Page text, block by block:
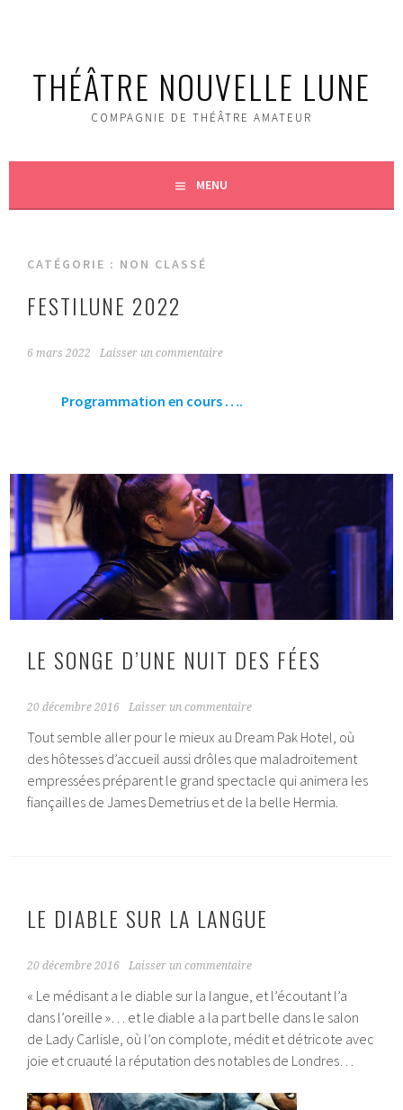
principal
THÉÂTRE NOUVELLE LUNE
COMPAGNIE DE THÉ­ÂTRE AMATEUR
MENU
CATÉGORIE : NON CLASSÉ
FESTILUNE 2022
6 mars 2022 Laisser un commentaire
Programmation en cours ….
LE SONGE D’UNE NUIT DES FÉES
20 décembre 2016 Laisser un commentaire
Tout semble aller pour le mieux au Dream Pak Hotel, où
des hôtesses d’accueil aussi drôles que maladroitement
empressées préparent le grand spectacle qui animera les
fiançailles de James Demetrius et de la belle Hermia.
LE DIABLE SUR LA LANGUE
20 décembre 2016 Laisser un commentaire
« Le médisant a le diable sur la langue, et l’écoutant l’a
dans l’oreille »… et le diable a la part belle dans le salon
de Lady Carlisle, où l’on complote, médit et détricote avec
joie et cruauté la réputation des notables de Londres…